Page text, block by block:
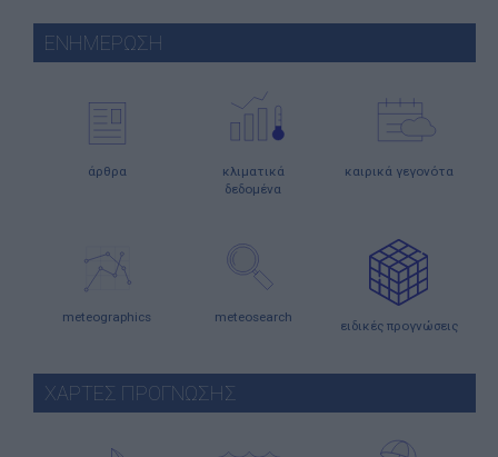
ΕΝΗΜΕΡΩΣΗ
άρθρα
κλιματικά
δεδομένα
καιρικά γεγονότα
meteographics meteosearch
ειδικές προγνώσεις
ΧΑΡΤΕΣ ΠΡΟΓΝΩΣΗΣ